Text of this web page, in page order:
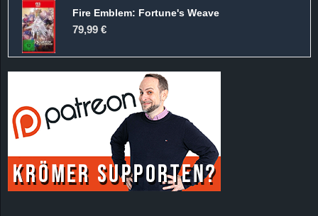
Fire Emblem: Fortune's Weave
79,99 €